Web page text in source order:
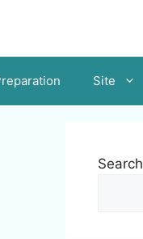
Site
Search